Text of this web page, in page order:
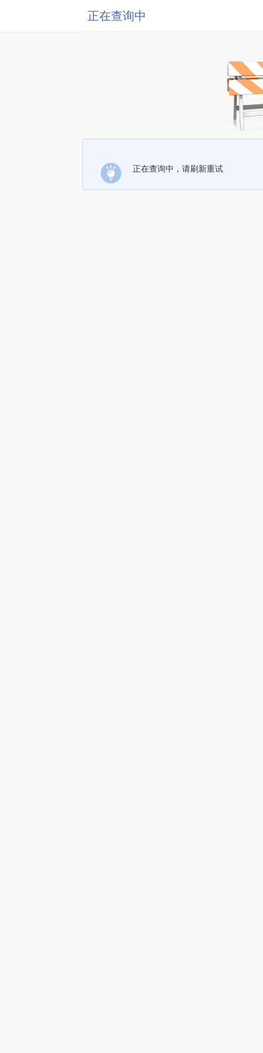
正在查询中
正在查询中，请刷新重试